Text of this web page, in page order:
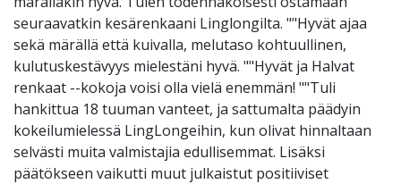
seuraavatkin kesärenkaani Linglongilta. ""Hyvät ajaa
sekä märällä että kuivalla, melutaso kohtuullinen,
kulutuskestävyys mielestäni hyvä. ""Hyvät ja Halvat
renkaat --kokoja voisi olla vielä enemmän! ""Tuli
hankittua 18 tuuman vanteet, ja sattumalta päädyin
kokeilumielessä LingLongeihin, kun olivat hinnaltaan
selvästi muita valmistajia edullisemmat. Lisäksi
päätökseen vaikutti muut julkaistut positiiviset